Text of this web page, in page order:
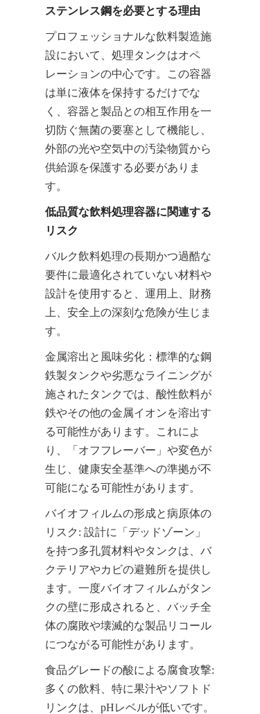
ステンレス鋼を必要とする理由
プロフェッショナルな飲料製造施
設において、処理タンクはオペ
レーションの中心です。この容器
は単に液体を保持するだけでな
く、容器と製品との相互作用を一
切防ぐ無菌の要塞として機能し、
外部の光や空気中の汚染物質から
供給源を保護する必要がありま
す。
低品質な飲料処理容器に関連する
リスク
バルク飲料処理の長期かつ過酷な
要件に最適化されていない材料や
設計を使用すると、運用上、財務
上、安全上の深刻な危険が生じま
す。
金属溶出と風味劣化：標準的な鋼
鉄製タンクや劣悪なライニングが
施されたタンクでは、酸性飲料が
鉄やその他の金属イオンを溶出す
る可能性があります。これによ
り、「オフフレーバー」や変色が
生じ、健康安全基準への準拠が不
可能になる可能性があります。
バイオフィルムの形成と病原体の
リスク: 設計に「デッドゾーン」
を持つ多孔質材料やタンクは、バ
クテリアやカビの避難所を提供し
ます。一度バイオフィルムがタン
クの壁に形成されると、バッチ全
体の腐敗や壊滅的な製品リコール
につながる可能性があります。
食品グレードの酸による腐食攻撃:
多くの飲料、特に果汁やソフトド
リンクは、pHレベルが低いです。